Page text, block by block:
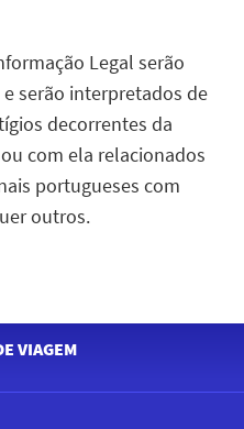
Legal serão
serão interpretados de
decorrentes da
com ela relacionados
portugueses com
outros.
VIAGEM